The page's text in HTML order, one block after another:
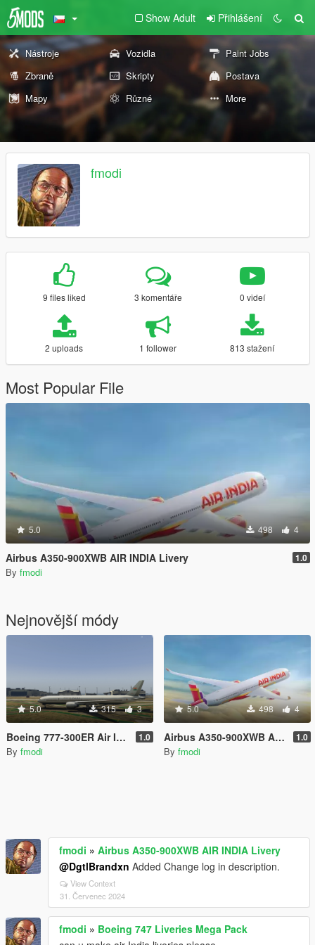
Show Adult Přihlášení
Nástroje Vozidla
Paint Jobs
Zbraně
Skripty
Postava
Mapy
Různé More
fmodi
9 files liked 3 komentáře 0 videí
2 uploads 1 follower 813 stažení
Most Popular File
5.0 498 4
Airbus A350-900XWB AIR INDIA Livery 1.0
By fmodi
Nejnovější módy
5.0 315 3
Boeing 777-300ER Air India One Livery 1.0
By fmodi
5.0 498 4
Airbus A350-900XWB AIR INDIA Livery 1.0
By fmodi
fmodi » Airbus A350-900XWB AIR INDIA Livery
@DgtlBrandxn Added Change log in description.
View Context
31. Červenec 2024
fmodi » Boeing 747 Liveries Mega Pack